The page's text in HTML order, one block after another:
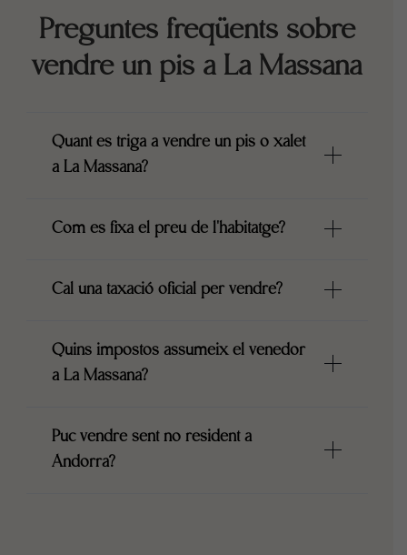
Preguntes freqüents sobre
vendre un pis a La Massana
Quant es triga a vendre un pis o xalet
a La Massana?
Com es fixa el preu de l'habitatge?
Cal una taxació oficial per vendre?
Quins impostos assumeix el venedor
a La Massana?
Puc vendre sent no resident a
Andorra?